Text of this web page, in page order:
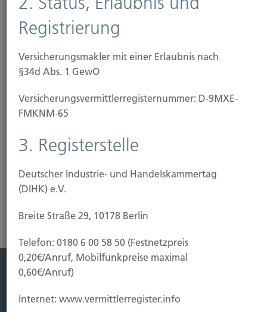
erbringen wir also unabhängig von Banken und
Versicherungen als Ihr Bundesgenosse.
Wir schaffen für Sie Transparenz, schlagen Schneisen in
den Tarifdschungel und klären die Wirklichkeit hinter
suchen wir nach optimalen Lösungen für Ihre
individuelle Situation. Von einem abhängigen Vertreter,
gebunden ist, können Sie das nicht erwarten.
Registrierung
Versicherungsmakler mit einer Erlaubnis nach
§34d Abs. 1 GewO
Versicherungs­vermittler­registernummer: D-9MXE-
FMKNM-65
3. Registerstelle
Deutscher Industrie- und Handelskammertag
(DIHK) e.V.
Breite Straße 29, 10178 Berlin
Telefon: 0180 6 00 58 50 (Festnetzpreis
0,20€/Anruf, Mobilfunkpreise maximal
0,60€/Anruf)
Internet: www.vermittlerregister.info